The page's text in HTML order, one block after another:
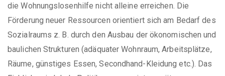
die Wohnungslosenhilfe nicht alleine erreichen. Die
Förderung neuer Ressourcen orientiert sich am Bedarf des
Sozialraums z. B. durch den Ausbau der ökonomischen und
baulichen Strukturen (adäquater Wohnraum, Arbeitsplätze,
Räume, günstiges Essen, Secondhand-Kleidung etc.). Das